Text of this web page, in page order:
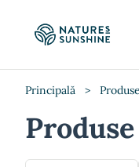
Principală > Produse